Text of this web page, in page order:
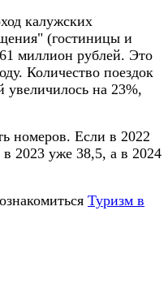
калужских
(гостиницы и
миллион рублей. Это
Количество поездок
на 23%,
номеров. Если в 2022
в 2023 уже 38,5, а в 2024
Туризм в